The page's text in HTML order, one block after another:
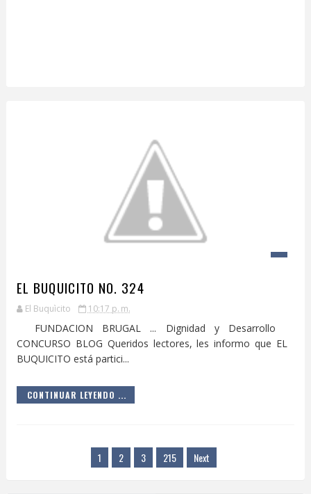
EL BUQUICITO NO. 324
El Buquìcito 10:17 p. m.
FUNDACION BRUGAL ... Dignidad y Desarrollo
CONCURSO BLOG Queridos lectores, les informo que EL
BUQUICITO está partici...
CONTINUAR LEYENDO ...
1 2 3 215 Next